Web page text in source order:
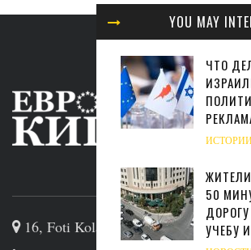
YOU MAY
ЧТО
50
УЧЕБУ
ABOUT US
16, Foti Kolakidi str, 3031, Limassol,